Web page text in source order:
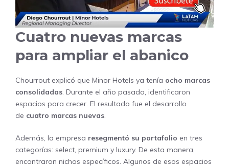
Cuatro nuevas marcas
para ampliar el abanico
Chourrout explicó que Minor Hotels ya tenía ocho marcas
consolidadas. Durante el año pasado, identificaron
espacios para crecer. El resultado fue el desarrollo
de cuatro marcas nuevas.
Además, la empresa resegmentó su portafolio en tres
categorías: select, premium y luxury. De esta manera,
encontraron nichos específicos. Algunos de esos espacios